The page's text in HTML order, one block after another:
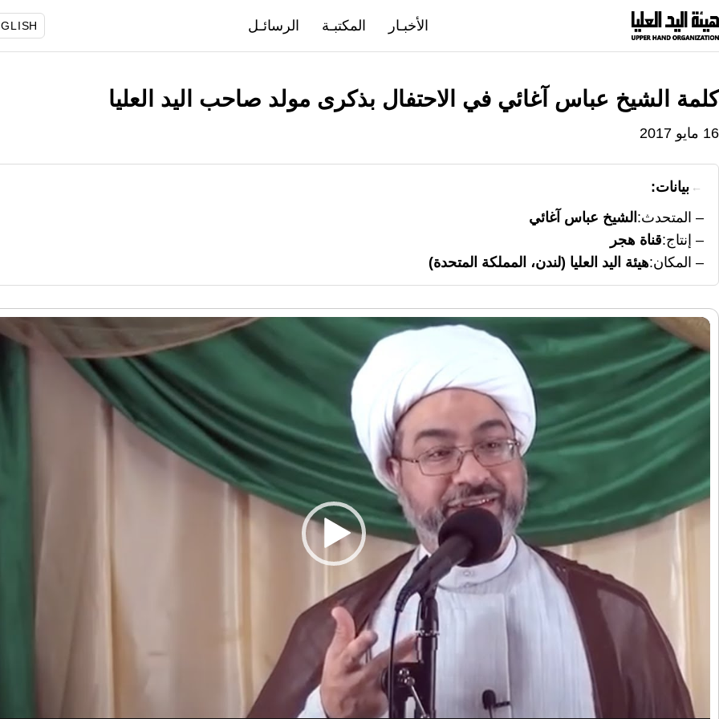
انتقل
إلى
المحتوى
الأخبـار المكتبـة الرسائـل
كلمة الشيخ عباس آغائي في الاحتفال بذكرى مولد صاحب اليد العليا
16 مايو 2017
بيانات:
المتحدث الشيخ عباس آغائي
إنتاج قناة هجر
المكان هيئة اليد العليا (لندن، المملكة المتحدة)
مشغل
الفيديو